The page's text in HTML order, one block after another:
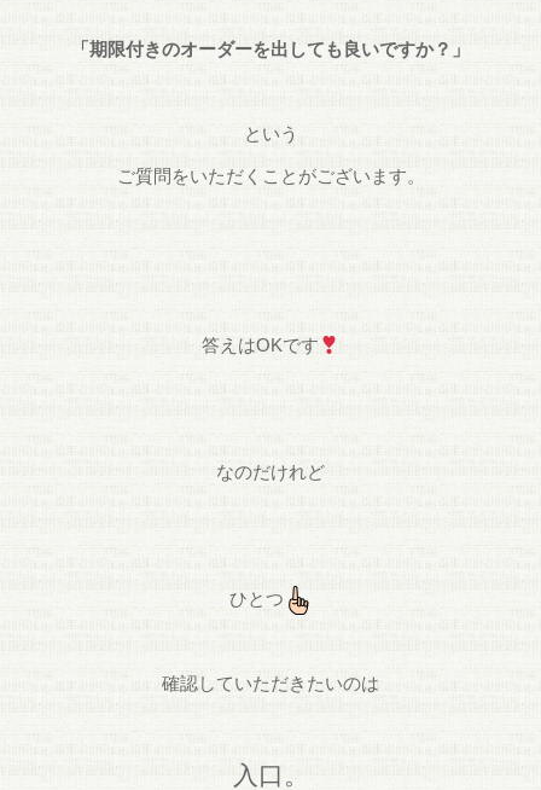
「期限付きのオーダーを出しても良いですか？」
という
ご質問をいただくことがございます。
答えはOKです
なのだけれど
ひとつ
確認していただきたいのは
入口。